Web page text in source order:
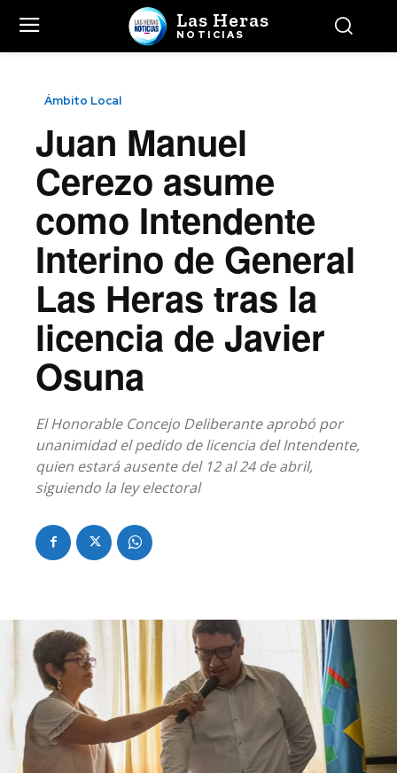
Las Heras
NOTICIAS
Ámbito Local
Juan Manuel
Cerezo asume
como Intendente
Interino de General
Las Heras tras la
licencia de Javier
Osuna
El Honorable Concejo Deliberante aprobó por
unanimidad el pedido de licencia del Intendente,
quien estará ausente del 12 al 24 de abril,
siguiendo la ley electoral